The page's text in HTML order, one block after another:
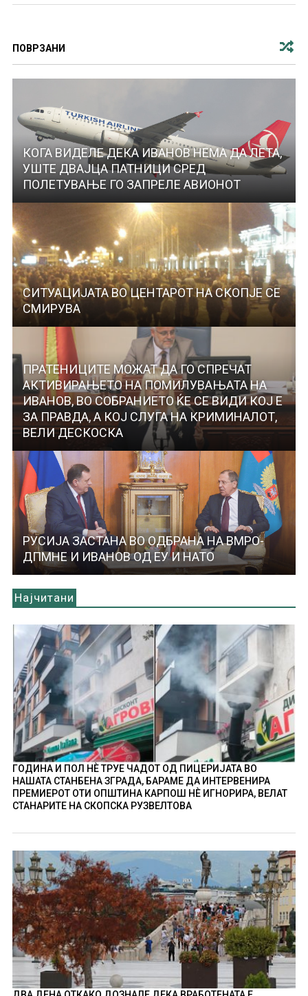
ПОВРЗАНИ
КОГА ВИДЕЛЕ ДЕКА ИВАНОВ НЕМА ДА ЛЕТА,
УШТЕ ДВАЈЦА ПАТНИЦИ СРЕД
ПОЛЕТУВАЊЕ ГО ЗАПРЕЛЕ АВИОНОТ
СИТУАЦИЈАТА ВО ЦЕНТАРОТ НА СКОПЈЕ СЕ
СМИРУВА
ПРАТЕНИЦИТЕ МОЖАТ ДА ГО СПРЕЧАТ
АКТИВИРАЊЕТО НА ПОМИЛУВАЊАТА НА
ИВАНОВ, ВО СОБРАНИЕТО ЌЕ СЕ ВИДИ КОЈ Е
ЗА ПРАВДА, А КОЈ СЛУГА НА КРИМИНАЛОТ,
ВЕЛИ ДЕСКОСКА
РУСИЈА ЗАСТАНА ВО ОДБРАНА НА ВМРО-
ДПМНЕ И ИВАНОВ ОД ЕУ И НАТО
Најчитани
ГОДИНА И ПОЛ НÈ ТРУЕ ЧАДОТ ОД ПИЦЕРИЈАТА ВО
НАШАТА СТАНБЕНА ЗГРАДА, БАРАМЕ ДА ИНТЕРВЕНИРА
ПРЕМИЕРОТ ОТИ ОПШТИНА КАРПОШ НÈ ИГНОРИРА, ВЕЛАТ
СТАНАРИТЕ НА СКОПСКА РУЗВЕЛТОВА